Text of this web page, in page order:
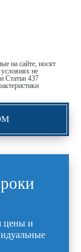
на сайте, носят
не
Статьи 437
цены и